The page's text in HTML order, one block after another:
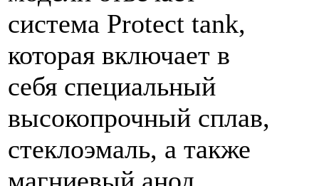
система Protect tank,
которая включает в
себя специальный
высокопрочный сплав,
стеклоэмаль, а также